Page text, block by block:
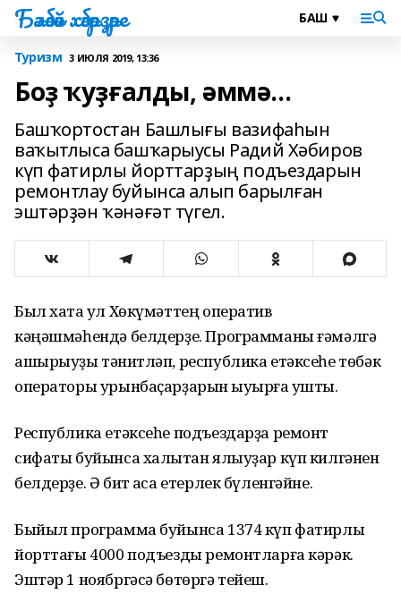
Бәләбәй хәбәрҙәре
Туризм 3 ИЮЛЯ 2019, 13:36
Боҙ ҡуҙғалды, әммә...
Башҡортостан Башлығы вазифаһын
ваҡытлыса башҡарыусы Радий Хәбиров
күп фатирлы йорттарҙың подъездарын
ремонтлау буйынса алып барылған
эштәрҙән ҡәнәғәт түгел.
Был хаҡта ул Хөкүмәттең оператив
кәңәшмәһендә белдерҙе. Программаны ғәмәлгә
ашырыуҙы тәнҡитләп, республика етәксеһе төбәк
операторы урынбаҫарҙарын ҡыуырға ҡушты.
Республика етәксеһе подъездарҙа ремонт
сифаты буйынса халыҡтан ялыуҙар күп килгәнен
белдерҙе. Ә бит аҡса етерлек бүленгәйне.
Быйыл программа буйынса 1374 күп фатирлы
йорттағы 4000 подъезды ремонтларға кәрәк.
Эштәр 1 ноябргәсә бөтөргә тейеш.